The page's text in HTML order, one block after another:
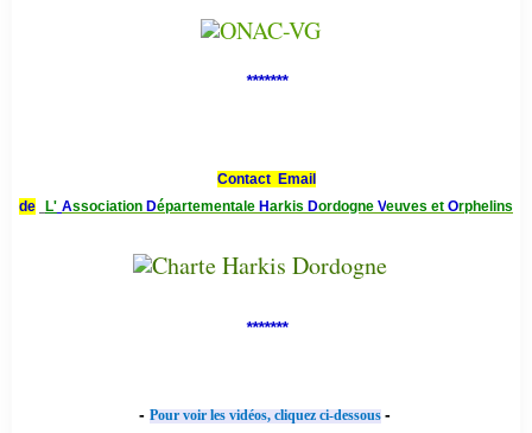
*******
Contact Email
de L' Association Départementale Harkis Dordogne Veuves et Orphelins
*******
- Pour voir les vidéos, cliquez ci-dessous -